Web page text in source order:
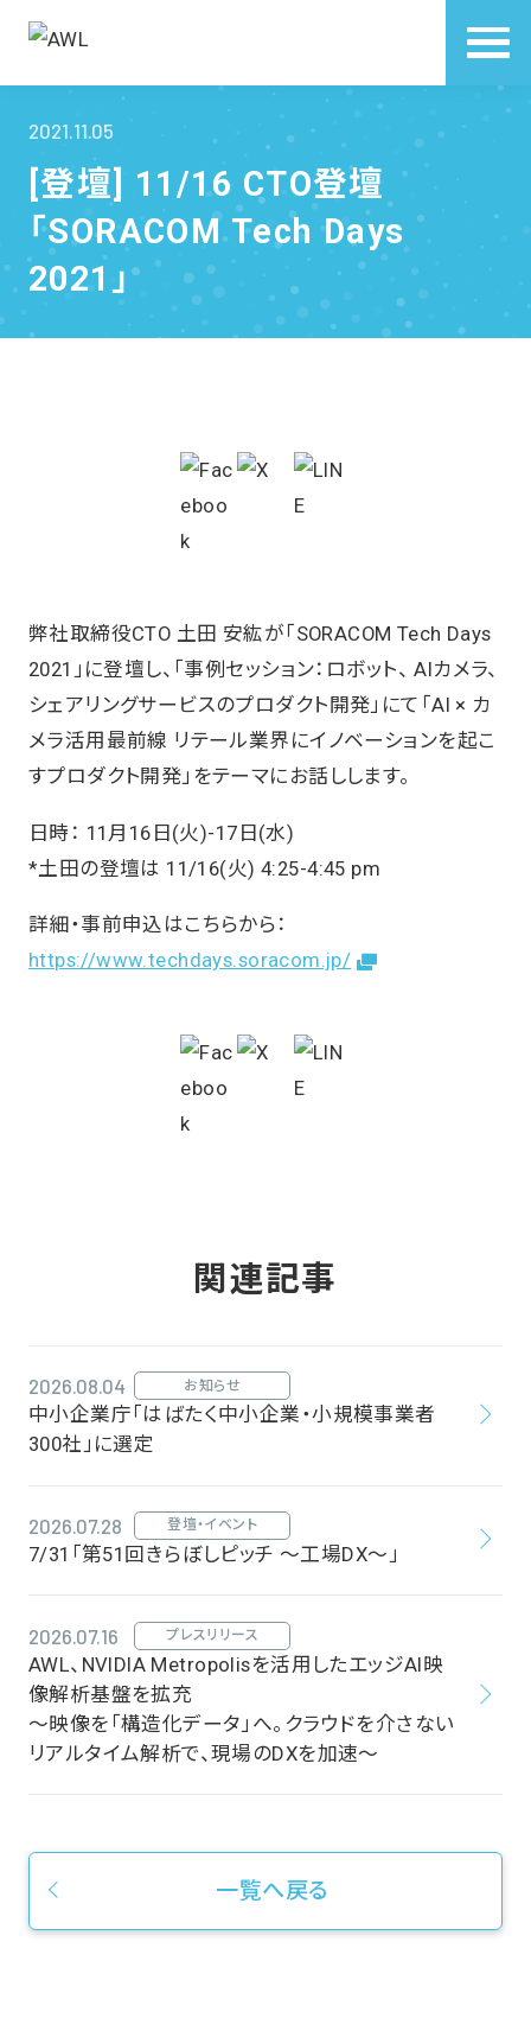
2021.11.05
[登壇] 11/16 CTO登壇
「SORACOM Tech Days
2021」
弊社取締役CTO 土田 安紘が「SORACOM Tech Days
2021」に登壇し、「事例セッション：ロボット、 AIカメラ、
シェアリングサービスのプロダクト開発」にて「AI × カ
メラ活用最前線 リテール業界にイノベーションを起こ
すプロダクト開発」をテーマにお話しします。
日時： 11月16日(火)-17日(水)
*土田の登壇は 11/16(火) 4:25-4:45 pm
詳細・事前申込はこちらから：
https://www.techdays.soracom.jp/
関連記事
2026.08.04 お知らせ
中小企業庁「はばたく中小企業・小規模事業者
300社」に選定
2026.07.28 登壇・イベント
7/31「第51回きらぼしピッチ ～工場DX～」
2026.07.16 プレスリリース
AWL、NVIDIA Metropolisを活用したエッジAI映
像解析基盤を拡充
～映像を「構造化データ」へ。クラウドを介さない
リアルタイム解析で、現場のDXを加速～
一覧へ戻る